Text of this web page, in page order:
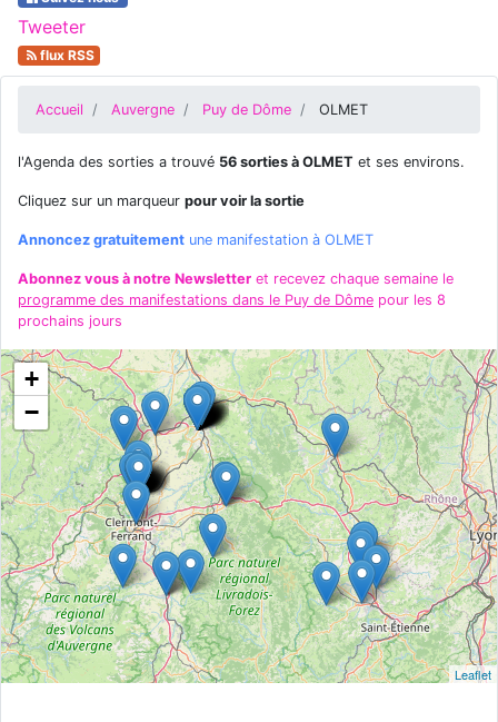
Tweeter
flux RSS
Accueil Auvergne Puy de Dôme OLMET
l'Agenda des sorties a trouvé 56 sorties à OLMET et ses environs.
Cliquez sur un marqueur pour voir la sortie
Annoncez gratuitement une manifestation à OLMET
Abonnez vous à notre Newsletter et recevez chaque semaine le
programme des manifestations dans le Puy de Dôme pour les 8
prochains jours
+
−
Leaflet